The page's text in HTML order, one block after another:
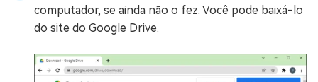
computador, se ainda não o fez. Você pode baixá-lo
do site do Google Drive.